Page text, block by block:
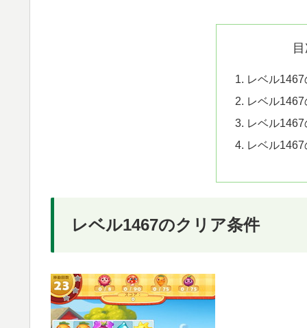
レベル
レベル
レベル
レベル
レベル1467のクリア条件